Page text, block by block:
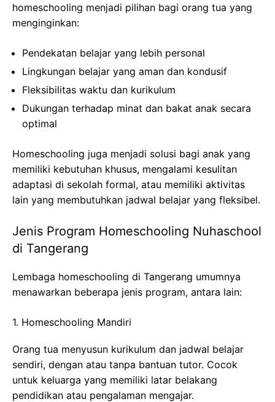
homeschooling menjadi pilihan bagi orang tua yang
menginginkan:
Pendekatan belajar yang lebih personal
Lingkungan belajar yang aman dan kondusif
Fleksibilitas waktu dan kurikulum
Dukungan terhadap minat dan bakat anak secara
optimal
Homeschooling juga menjadi solusi bagi anak yang
memiliki kebutuhan khusus, mengalami kesulitan
adaptasi di sekolah formal, atau memiliki aktivitas
lain yang membutuhkan jadwal belajar yang fleksibel.
Jenis Program Homeschooling Nuhaschool
di Tangerang
Lembaga homeschooling di Tangerang umumnya
menawarkan beberapa jenis program, antara lain:
1. Homeschooling Mandiri
Orang tua menyusun kurikulum dan jadwal belajar
sendiri, dengan atau tanpa bantuan tutor. Cocok
untuk keluarga yang memiliki latar belakang
pendidikan atau pengalaman mengajar.